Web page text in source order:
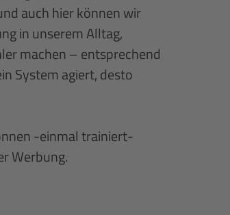
auch hier können wir
in unserem Alltag,
machen – entsprechend
System agiert, desto
-einmal trainiert-
Werbung.